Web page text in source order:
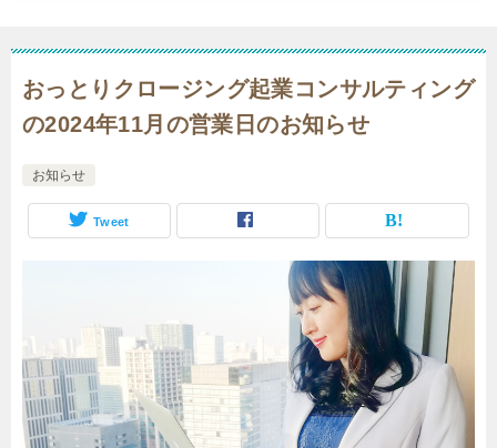
おっとりクロージング起業コンサルティング
の2024年11月の営業日のお知らせ
お知らせ
Tweet